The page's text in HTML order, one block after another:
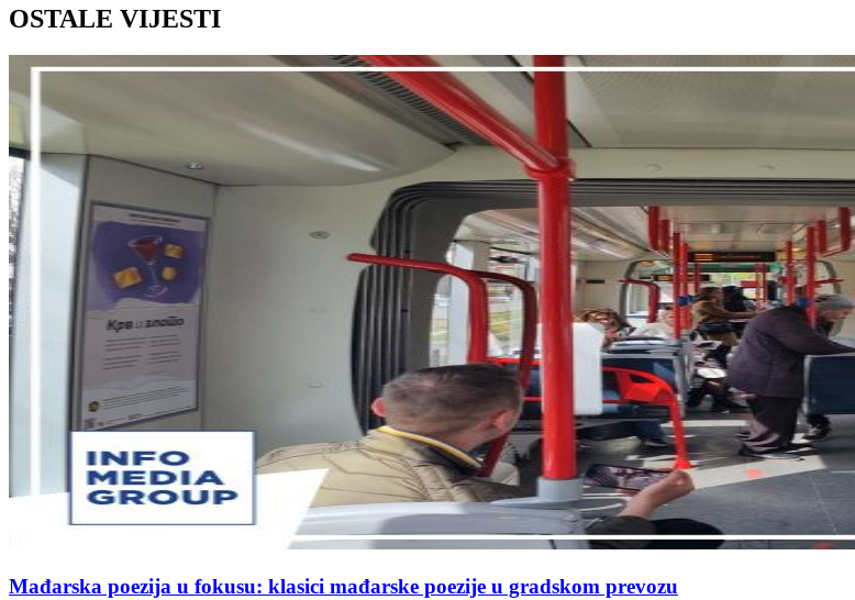
OSTALE VIJESTI
Mađarska poezija u fokusu: klasici mađarske poezije u gradskom prevozu